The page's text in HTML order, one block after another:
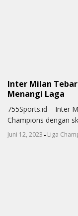
Inter Milan
Menangi Laga
755Sports.id – Inter
Champions dengan
Juni 12, 2023 - Liga